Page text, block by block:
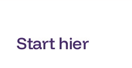
Start hier